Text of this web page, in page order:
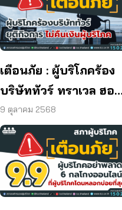
เตือนภัย : ผู้บริโภคร้อง
บริษัททัวร์ ทราเวล ฮอลิ
เดย์ ยุติกิจการ ไม่คืนเงิน
ผู้บริโภค
9 ตุลาคม 2568